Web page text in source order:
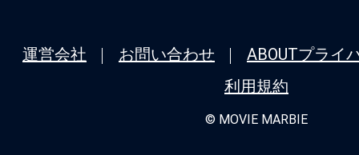
運営会社 お問い合わせ ABOUTプライ
利用規約
© MOVIE MARBIE